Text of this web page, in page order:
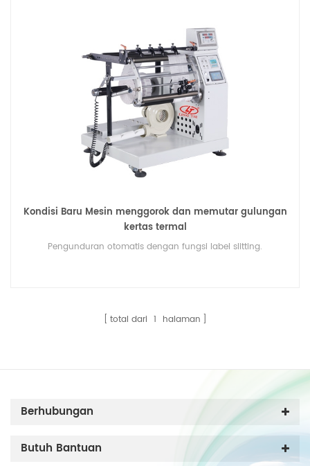
Kondisi Baru Mesin menggorok dan memutar gulungan
kertas termal
Pengunduran otomatis dengan fungsi label slitting.
total dari 1 halaman
Berhubungan
Butuh Bantuan